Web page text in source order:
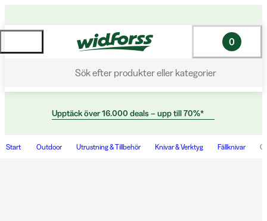
Sök efter produkter eller kategorier
0
Upptäck över 16.000 deals – upp till 70%*
Start Outdoor Utrustning & Tillbehör Knivar & Verktyg Fällknivar